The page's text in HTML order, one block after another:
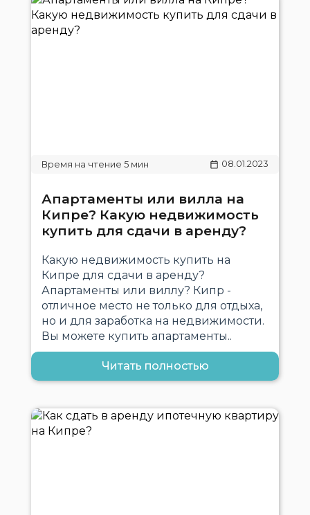
08.01.2023
Апартаменты или вилла на
Кипре? Какую недвижимость
купить для сдачи в аренду?
Какую недвижимость купить на
Кипре для сдачи в аренду?
Апартаменты или виллу? Кипр -
отличное место не только для отдыха,
но и для заработка на недвижимости.
Вы можете купить апартаменты..
Читать полностью